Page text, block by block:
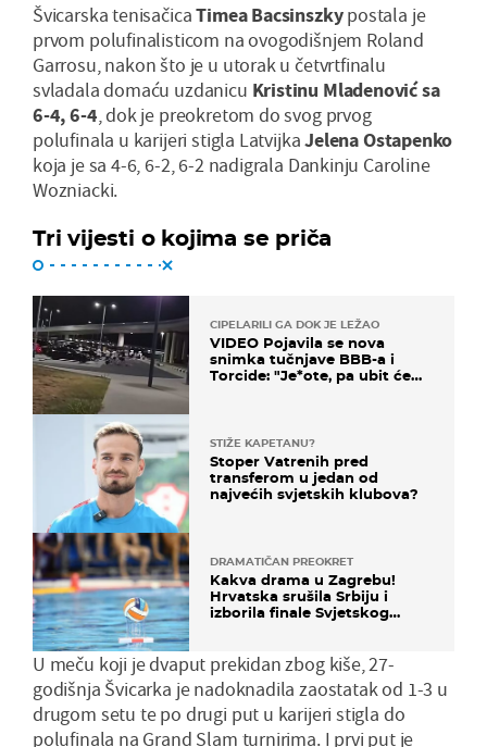
Švicarska tenisačicaTimea Bacsinszkypostala je
prvom polufinalisticom na ovogodišnjem Roland
Garrosu, nakon što je u utorak u četvrtfinalu
svladala domaću uzdanicu Kristinu Mladenović sa
6-4, 6-4, dok je preokretom do svog prvog
polufinala u karijeri stigla LatvijkaJelena Ostapenko
koja je sa 4-6, 6-2, 6-2 nadigrala Dankinju Caroline
Wozniacki.
Tri vijesti o kojima se priča
CIPELARILI GA DOK JE LEŽAO
VIDEO Pojavila se nova
snimka tučnjave BBB-a i
Torcide: "Je*ote, pa ubit će
STIŽE KAPETANU?
Stoper Vatrenih pred
transferom u jedan od
najvećih svjetskih klubova?
DRAMATIČAN PREOKRET
Kakva drama u Zagrebu!
Hrvatska srušila Srbiju i
izborila finale Svjetskog
U meču koji je dvaput prekidan zbog kiše, 27-
godišnja Švicarka je nadoknadila zaostatak od 1-3 u
drugom setu te po drugi put u karijeri stigla do
polufinala na Grand Slam turnirima. I prvi put je